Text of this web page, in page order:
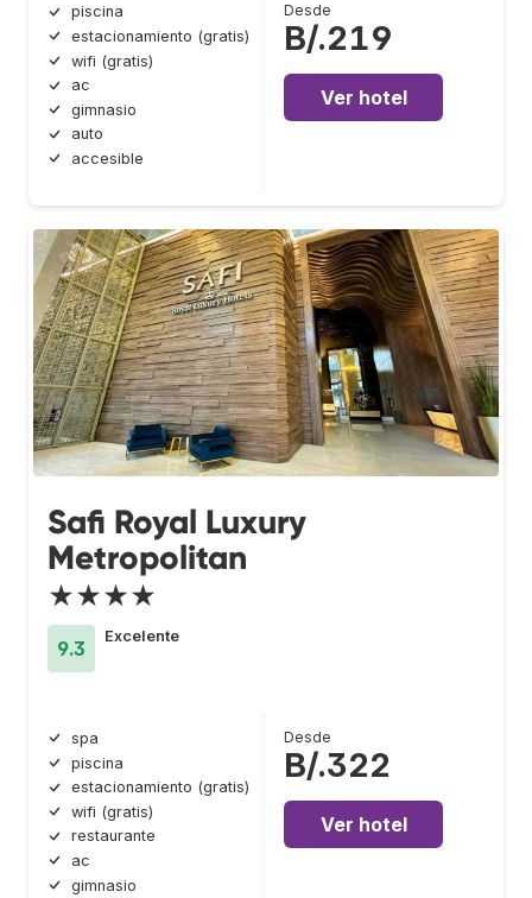
piscina
estacionamiento (gratis)
wifi (gratis)
ac
gimnasio
auto
accesible
Desde
B/.219
Ver hotel
Safi Royal Luxury
Metropolitan
★★★★
9.3
Excelente
spa
piscina
estacionamiento (gratis)
wifi (gratis)
restaurante
ac
gimnasio
Desde
B/.322
Ver hotel